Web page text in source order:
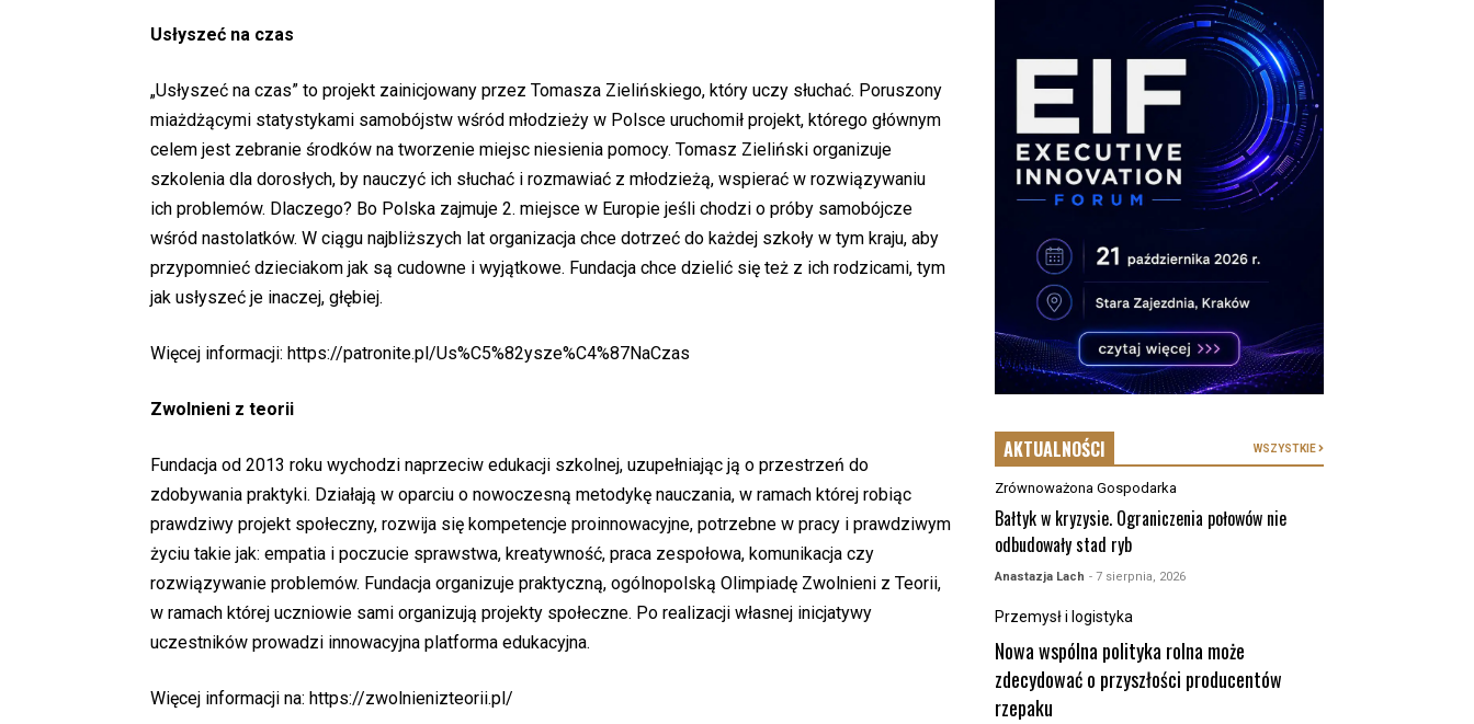
Usłyszeć na czas
„Usłyszeć na czas” to projekt zainicjowany przez Tomasza Zielińskiego, który uczy słuchać. Poruszony
miażdżącymi statystykami samobójstw wśród młodzieży w Polsce uruchomił projekt, którego głównym
celem jest zebranie środków na tworzenie miejsc niesienia pomocy. Tomasz Zieliński organizuje
szkolenia dla dorosłych, by nauczyć ich słuchać i rozmawiać z młodzieżą, wspierać w rozwiązywaniu
ich problemów. Dlaczego? Bo Polska zajmuje 2. miejsce w Europie jeśli chodzi o próby samobójcze
wśród nastolatków. W ciągu najbliższych lat organizacja chce dotrzeć do każdej szkoły w tym kraju, aby
przypomnieć dzieciakom jak są cudowne i wyjątkowe. Fundacja chce dzielić się też z ich rodzicami, tym
jak usłyszeć je inaczej, głębiej.
Więcej informacji: https://patronite.pl/Us%C5%82ysze%C4%87NaCzas
Zwolnieni z teorii
Fundacja od 2013 roku wychodzi naprzeciw edukacji szkolnej, uzupełniając ją o przestrzeń do
zdobywania praktyki. Działają w oparciu o nowoczesną metodykę nauczania, w ramach której robiąc
prawdziwy projekt społeczny, rozwija się kompetencje proinnowacyjne, potrzebne w pracy i prawdziwym
życiu takie jak: empatia i poczucie sprawstwa, kreatywność, praca zespołowa, komunikacja czy
rozwiązywanie problemów. Fundacja organizuje praktyczną, ogólnopolską Olimpiadę Zwolnieni z Teorii,
w ramach której uczniowie sami organizują projekty społeczne. Po realizacji własnej inicjatywy
uczestników prowadzi innowacyjna platforma edukacyjna.
Więcej informacji na: https://zwolnienizteorii.pl/
AKTUALNOŚCI WSZYSTKIE
Zrównoważona Gospodarka
Bałtyk w kryzysie. Ograniczenia połowów nie
odbudowały stad ryb
Anastazja Lach - 7 sierpnia, 2026
Przemysł i logistyka
Nowa wspólna polityka rolna może
zdecydować o przyszłości producentów
rzepaku